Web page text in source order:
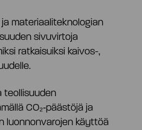
materiaaliteknologian
sivuvirtoja
ratkaisuiksi kaivos-,
teollisuuden
CO₂‑päästöjä ja
luonnonvarojen käyttöä